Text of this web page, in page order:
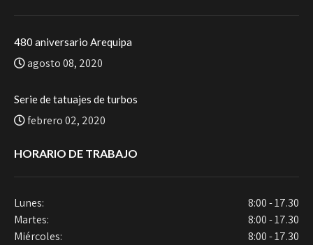
480 aniversario Arequipa
agosto 08, 2020
Serie de tatuajes de turbos
febrero 02, 2020
HORARIO DE TRABAJO
Lunes:
8:00 - 17.30
Martes:
8:00 - 17.30
Miércoles:
8:00 - 17.30